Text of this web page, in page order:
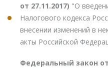
от 27.11.2017) "О
Налогового кодекса
внесении изменений в
акты Российской
Федеральный закон